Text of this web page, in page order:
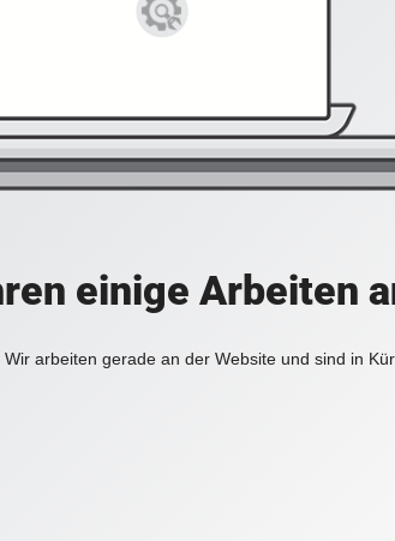
einige Arbeiten
arbeiten gerade an der Website und sind in